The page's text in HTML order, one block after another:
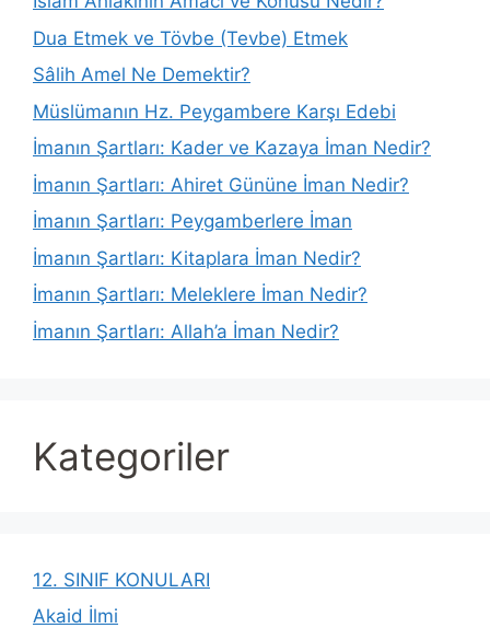
Dua Etmek ve Tövbe (Tevbe) Etmek
Sâlih Amel Ne Demektir?
Müslümanın Hz. Peygambere Karşı Edebi
İmanın Şartları: Kader ve Kazaya İman Nedir?
İmanın Şartları: Ahiret Gününe İman Nedir?
İmanın Şartları: Peygamberlere İman
İmanın Şartları: Kitaplara İman Nedir?
İmanın Şartları: Meleklere İman Nedir?
İmanın Şartları: Allah’a İman Nedir?
Kategoriler
12. SINIF KONULARI
Akaid İlmi